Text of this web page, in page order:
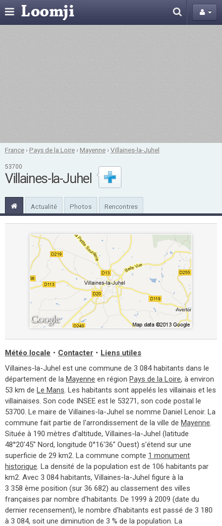
France ›Pays de la Loire ›Mayenne ›Villaines-la-Juhel
53700
Villaines-la-Juhel
Actualité Photos Rencontres
Météo locale • Contacter • Liens utiles
Villaines-la-Juhel est une commune de 3 084 habitants dans le
département de la Mayenne en région Pays de la Loire, à environ
53 km de Le Mans. Les habitants sont appelés les villainais et les
villainaises. Son code INSEE est le 53271, son code postal le
53700. Le maire de Villaines-la-Juhel se nomme Daniel Lenoir. La
commune fait partie de l'arrondissement de la ville de Mayenne.
Située à 190 mètres d'altitude, Villaines-la-Juhel (latitude
48°20'45'' Nord, longitude 0°16'36'' Ouest) s'étend sur une
superficie de 29 km2. La commune compte 1 monument
historique. La densité de la population est de 106 habitants par
km2. Avec 3 084 habitants, Villaines-la-Juhel figure à la
3 358 ème position (sur 36 682) au classement des villes
françaises par nombre d'habitants. De 1999 à 2009 (date du
dernier recensement), le nombre d'habitants est passé de 3 180
à 3 084, soit une diminution de 3 % de la population. La